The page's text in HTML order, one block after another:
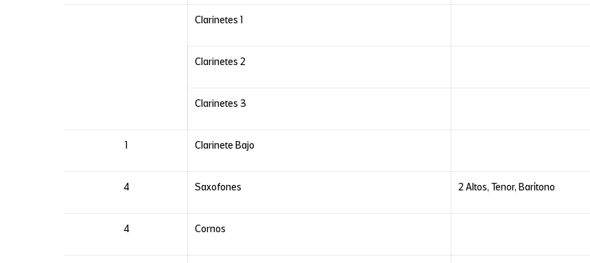
Clarinetes 1
Clarinetes 2
Clarinetes 3
1 Clarinete Bajo
4 Saxofones 2 Altos, Tenor, Barítono
4 Cornos